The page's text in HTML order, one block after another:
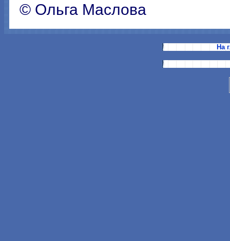
© Ольга Маслова
На